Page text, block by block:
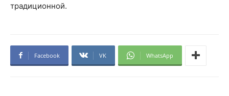
традиционной.
Facebook VK WhatsApp